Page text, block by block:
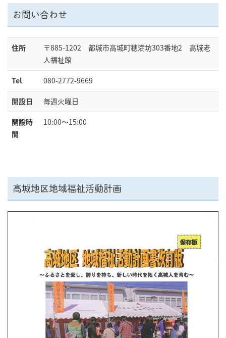
お問い合わせ
住所
〒885-1202 都城市高城町穂満坊303番地2 高城老
人福祉館
Tel
080-2772-9669
開設日
毎週火曜日
開設時
間
10:00～15:00
高城地区地域福祉活動計画